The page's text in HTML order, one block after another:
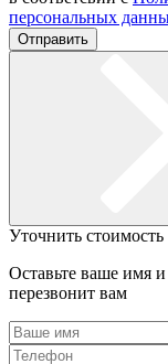
персональных
Отправить
Уточнить стоимость
Оставьте ваше имя
перезвонит вам